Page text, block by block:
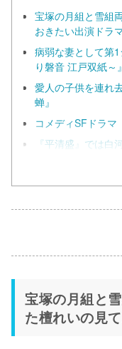
宝塚の月組と雪組
おきたい出演ドラ
病弱な妻として第
り磐音 江戸双紙～』
愛人の子供を連れ
蝉』
コメディSFドラマ
『平清盛』では白
宝塚の月組と
た檀れいの見